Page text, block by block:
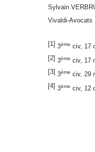
Sylvain
Vivaldi-Avocats
[1] 3ème civ, 17
[2] 3ème civ, 17
[3] 3ème civ, 29
[4] 3ème civ, 12